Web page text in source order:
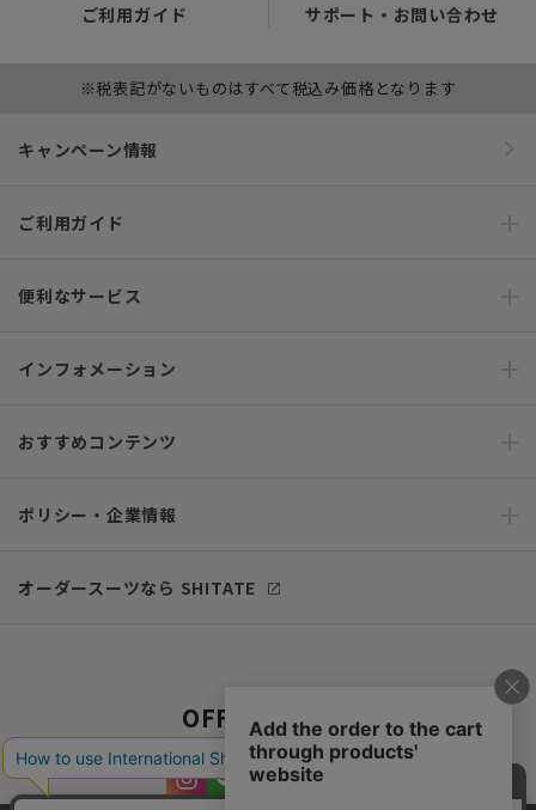
ご利用ガイド サポート・お問い合わせ
※税表記がないものはすべて税込み価格となります
キャンペーン情報
ご利用ガイド
便利なサービス
インフォメーション
おすすめコンテンツ
ポリシー・企業情報
オーダースーツなら SHITATE
OFFICIAL SNS